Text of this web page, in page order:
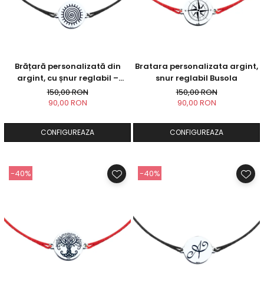
Brățară personalizată din
argint, cu șnur reglabil –
simbol Soare
150,00 RON
90,00 RON
CONFIGUREAZA
Bratara personalizata argint,
snur reglabil Busola
150,00 RON
90,00 RON
CONFIGUREAZA
-40% -40%